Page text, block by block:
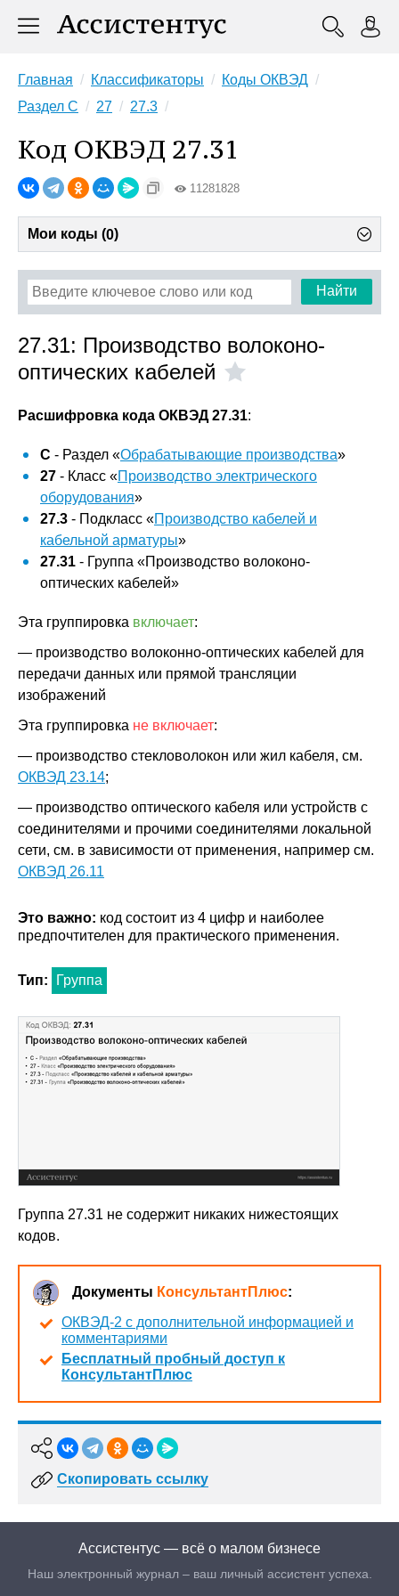
Главная Классификаторы
Коды ОКВЭД
Раздел C
27 27.3
Код ОКВЭД 27.31
11281828
Мои коды (0)
Найти
27.31: Производство волоконо-
оптических кабелей
Расшифровка кода ОКВЭД 27.31:
C - Раздел «Обрабатывающие производства»
27 - Класс «Производство электрического
оборудования»
27.3 - Подкласс «Производство кабелей и
кабельной арматуры»
27.31 - Группа «Производство волоконо-
оптических кабелей»
Эта группировка включает:
— производство волоконно-оптических кабелей для
передачи данных или прямой трансляции
изображений
Эта группировка не включает:
— производство стекловолокон или жил кабеля, см.
ОКВЭД 23.14;
— производство оптического кабеля или устройств с
соединителями и прочими соединителями локальной
сети, см. в зависимости от применения, например см.
ОКВЭД 26.11
Это важно: код состоит из 4 цифр и наиболее
предпочтителен для практического применения.
Тип: Группа
Группа 27.31 не содержит никаких нижестоящих
кодов.
Документы КонсультантПлюс:
ОКВЭД-2 с дополнительной информацией и
комментариями
Бесплатный пробный доступ к
КонсультантПлюс
Скопировать ссылку
Ассистентус — всё о малом бизнесе
Наш электронный журнал – ваш личный ассистент успеха.